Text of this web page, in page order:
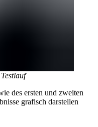
des ersten und zweiten
grafisch darstellen